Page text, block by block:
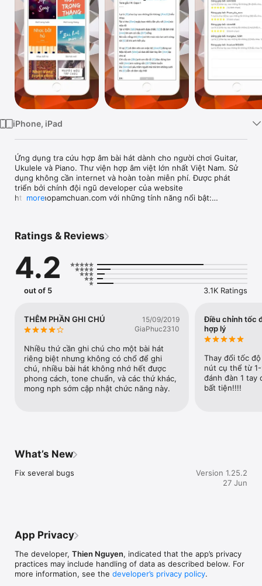
iPhone, iPad
Ứng dụng tra cứu hợp âm bài hát dành cho người chơi Guitar,
Ukulele và Piano. Thư viện hợp âm việt lớn nhất Việt Nam. Sử
dụng không cần internet và hoàn toàn miễn phí. Được phát
triển bởi chính đội ngũ developer của website
https://hopamchuan.com với những tính năng nổi bật:
trung bình 5 - 10 bài hát mới.
mới qua Wifi/3G.
- Hỗ trợ đổi tông hợp âm / tự động cuộn / tăng giảm cỡ chữ /
nghe nhạc.
- Quản lý và đồng bộ playlist/favorite với tài khoản của bạn
âm trên lời bài hát.
- Chức năng tìm kiếm theo bài hát, ca sĩ, tác giả, tìm theo hợp
- Hiển thị tốt trên điện thoại / tablet để bạn có thể vừa nhìn
hợp âm vừa chơi guitar.
- Điệu bài hát hiển thị ở trang chi tiết bài hát. (cần internet để
sử dụng)
- Cho phép xem các phiên bản hợp âm đóng góp từ người
- Facebook: https://facebook.com/HopAmChuan
https://hopamchuan.com/user/info/hopamchuan
more
Ratings & Reviews
4.2
out of 5 3.1K Ratings
THÊM PHẦN GHI CHÚ
15/09/2019
GiaPhuc2310
Nhiều thứ cần ghi chú cho một bài hát
riêng biệt nhưng không có chổ để ghi
chú, nhiều bài hát không nhớ hết được
phong cách, tone chuẩn, và các thứ khác,
mong nph sớm cập nhật chức năng này.
Điều chỉnh tốc
hợp lý
Thay đổi tốc
nút cụ thể từ
đánh đàn 1 tay
bất tiện!!!!
What’s New
Fix several bugs
Version 1.25.2
27 Jun
App Privacy
The developer, Thien Nguyen, indicated that the app’s privacy
practices may include handling of data as described below. For
more information, see the developer’s privacy policy.